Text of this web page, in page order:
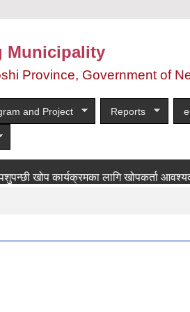
Municipality
Province, Government of
and Project Reports
खोप कार्यक्रमका लागि खोपकर्ता आवश्यकता